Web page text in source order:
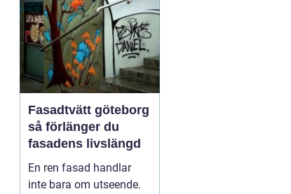
Fasadtvätt göteborg
så förlänger du
fasadens livslängd
En ren fasad handlar
inte bara om utseende.